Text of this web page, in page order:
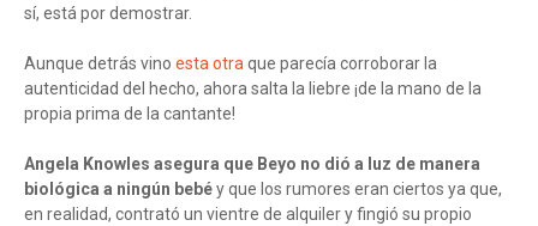
sí, está por demostrar.
Aunque detrás vino esta otraque parecía corroborar la
autenticidad del hecho, ahora salta la liebre ¡de la mano de la
propia prima de la cantante!
Angela Knowles asegura que Beyo no dió a luz de manera
biológica a ningún bebéy que los rumores eran ciertos ya que,
en realidad, contrató un vientre de alquiler y fingió su propio